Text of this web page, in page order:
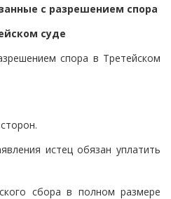
с разрешением спора
суде
спора в Третейском
истец обязан уплатить
сбора в полном размере